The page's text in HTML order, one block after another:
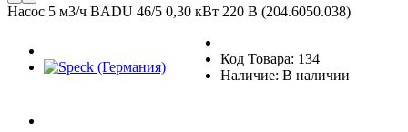
Насос 5 м3/ч BADU 46/5 0,30 кВт 220 В (204.6050.038)
Код Товара: 134
Наличие: В наличии